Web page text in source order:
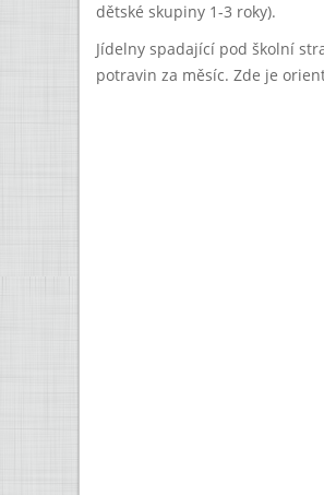
dětské skupiny 1-3 roky).
Jídelny spadající pod školní
potravin za měsíc. Zde je